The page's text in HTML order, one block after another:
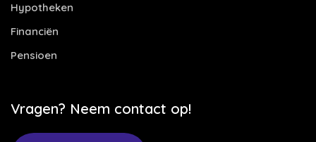
Hypotheken
Financiën
Pensioen
Vragen? Neem contact op!